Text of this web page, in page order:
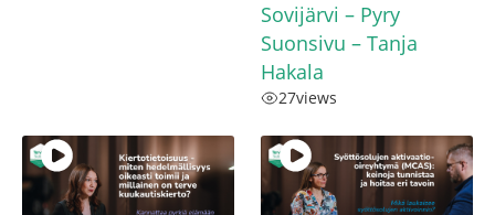
Sovijärvi – Pyry
Suonsivu – Tanja
Hakala
27views